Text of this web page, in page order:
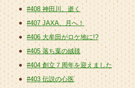
#408 神田川、逝く
#407 JAXA、月へ！
#406 大牟田がロケ地に!?
#405 落ち葉の絨毯
#404 創立７周年を迎えました
#403 伝説の心医